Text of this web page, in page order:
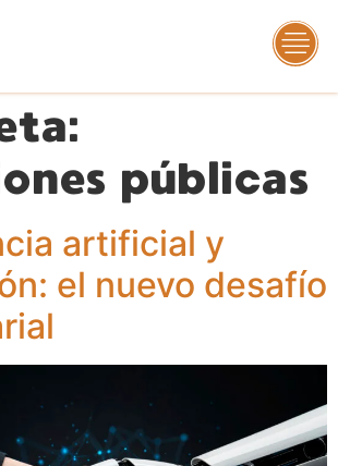
públicas
artificial y
el nuevo desafío